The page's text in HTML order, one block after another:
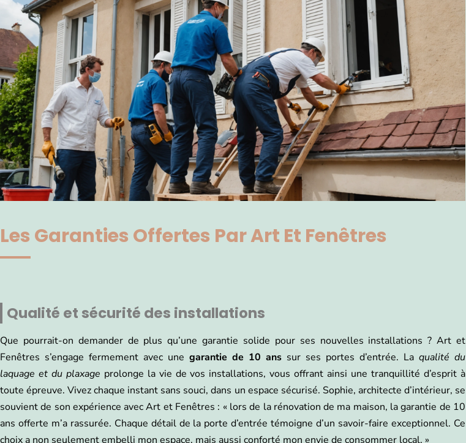
Les Garanties Offertes Par Art Et Fenêtres
Qualité et sécurité des installations
Que pourrait-on demander de plus qu’une garantie solide pour ses nouvelles installations ? Art et
Fenêtres s’engage fermement avec une garantie de 10 ans sur ses portes d’entrée. La qualité du
laquage et du plaxage prolonge la vie de vos installations, vous offrant ainsi une tranquillité d’esprit à
toute épreuve. Vivez chaque instant sans souci, dans un espace sécurisé. Sophie, architecte d’intérieur, se
souvient de son expérience avec Art et Fenêtres : « lors de la rénovation de ma maison, la garantie de 10
ans offerte m’a rassurée. Chaque détail de la porte d’entrée témoigne d’un savoir-faire exceptionnel. Ce
choix a non seulement embelli mon espace, mais aussi conforté mon envie de consommer local. »